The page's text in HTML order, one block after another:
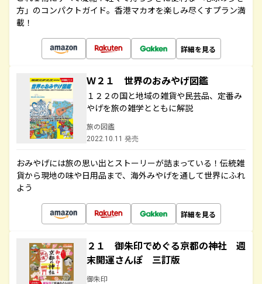
方」のコンパクトガイド。香港マカオを楽しみ尽くすプラン満
載！
詳細を見る
Ｗ２１ 世界のおみやげ図鑑
１２２の国と地域の雑貨や民芸品、定番み
やげを旅の雑学とともに解説
旅の図鑑
2022.10.11 発売
おみやげには旅の思い出とストーリーが詰まっている！伝統雑
貨から現地の味や日用品まで、海外みやげを通して世界にふれ
よう
詳細を見る
２１ 御朱印でめぐる京都の神社 週
末開運さんぽ 三訂版
御朱印